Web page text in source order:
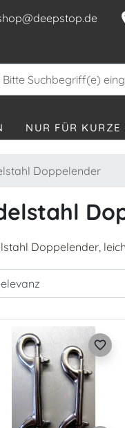
NUR FÜR KURZE
Doppelender
Doppelender,
favorite_border